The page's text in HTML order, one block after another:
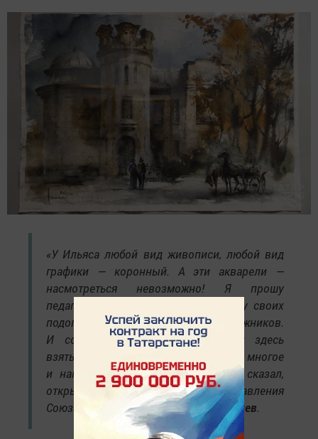
«У Ильяса любой вид живописи, любой вид
графики — коронный. А эти акварели —
насмотреться невозможно! Я прошу
педагогов привести на эту выставку своих
подопечных, начинающих художников.
И состоявшиеся художники могут здесь
взять многое, подсмотреть многое
и напитаться этим искусством», — сказал,
открывая выставку, председатель правления
Союза художников РТАльберт Шиабиев.